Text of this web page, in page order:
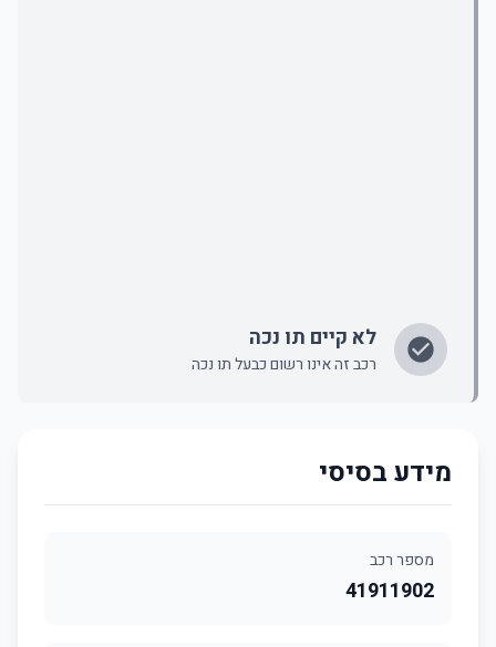
לא קיים תו נכה
רכב זה אינו רשום כבעל תו נכה
מידע בסיסי
מספר רכב
41911902